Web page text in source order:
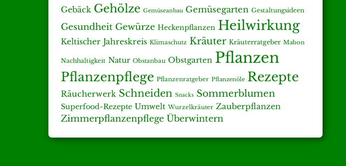
Gebäck Gehölze Gemüseanbau Gemüsegarten Gestaltungsideen
Gesundheit Gewürze Heckenpflanzen Heilwirkung
Keltischer Jahreskreis Klimaschutz Kräuter Kräuterratgeber Mabon
Nachhaltigkeit Natur Obstanbau Obstgarten Pflanzen
Pflanzenpflege Pflanzenratgeber Pflanzenöle Rezepte
Räucherwerk Schneiden Snacks Sommerblumen
Superfood-Rezepte Umwelt Wurzelkräuter Zauberpflanzen
Zimmerpflanzenpflege Überwintern